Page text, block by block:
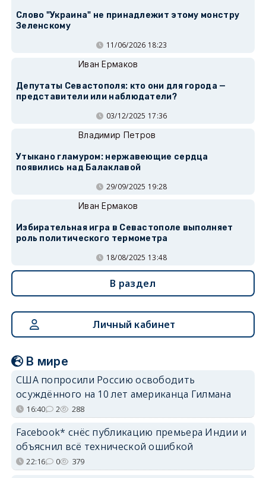
Слово "Украина" не принадлежит этому монстру
Зеленскому
11/06/2026 18:23
Иван Ермаков
Депутаты Севастополя: кто они для города —
представители или наблюдатели?
03/12/2025 17:36
Владимир Петров
Утыкано гламуром: нержавеющие сердца
появились над Балаклавой
29/09/2025 19:28
Иван Ермаков
Избирательная игра в Севастополе выполняет
роль политического термометра
18/08/2025 13:48
В раздел
Личный кабинет
В мире
США попросили Россию освободить
осуждённого на 10 лет американца Гилмана
16:40 2 288
Facebook* снёс публикацию премьера Индии и
объяснил всё технической ошибкой
22:16 0 379